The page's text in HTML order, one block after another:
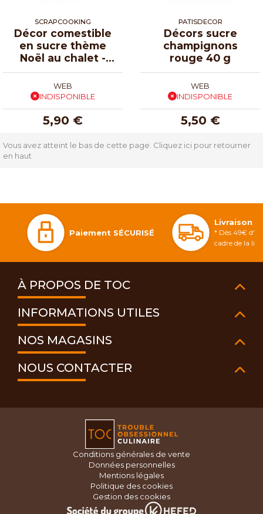
SCRAPCOOKING
Décor comestible
en sucre thème
Noël au chalet -
par 6
WEB
INDISPONIBLE
5,90 €
PATISDECOR
Décors sucre
champignons
rouge 40 g
WEB
INDISPONIBLE
5,50 €
Vous avez atteint le bas de cette page. Cliquez ici pour retourner
en haut
Paiement SÉCURISÉ
Livraison
* Dès 49€
cadre de la
À PROPOS DE TOC
INFORMATIONS UTILES
NOS MAGASINS
NOUS CONTACTER
Conditions générales de vente
Données personnelles
Mentions légales
Politique des cookies
Gestion des cookies